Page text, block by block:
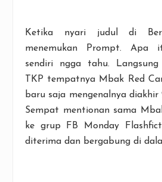
Ketika nyari judul di
menemukan Prompt. Apa
sendiri ngga tahu.
TKP tempatnya Mbak Red
baru saja mengenalnya
Sempat mentionan sama
ke grup FB Monday
diterima dan bergabung di